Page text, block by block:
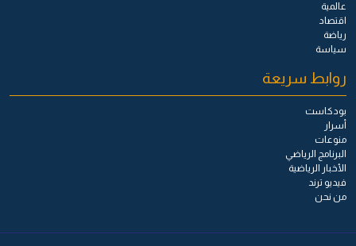
عالمية
اقتصاد
رياضة
سياسة
روابط سريعة
بودكاست
أسرار
منوعات
البرنامج الرياضي
الأخبار الرياضية
فيديو ترند
من نحن